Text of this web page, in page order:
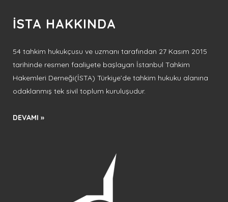
İSTA HAKKINDA
54 tahkim hukukçusu ve uzmanı tarafından 27 Kasım 2015
tarihinde resmen faaliyete başlayan İstanbul Tahkim
Hakemleri Derneği(İSTA) Türkiye’de tahkim hukuku alanına
odaklanmış tek sivil toplum kuruluşudur.
DEVAMI »